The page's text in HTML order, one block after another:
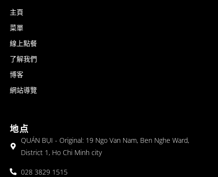
主頁
菜單
線上點餐
了解我們
博客
網站導覽
地点
QUÁN BỤI - Original: 19 Ngo Van Nam, Ben Nghe Ward,
District 1, Ho Chi Minh city
028 3829 1515